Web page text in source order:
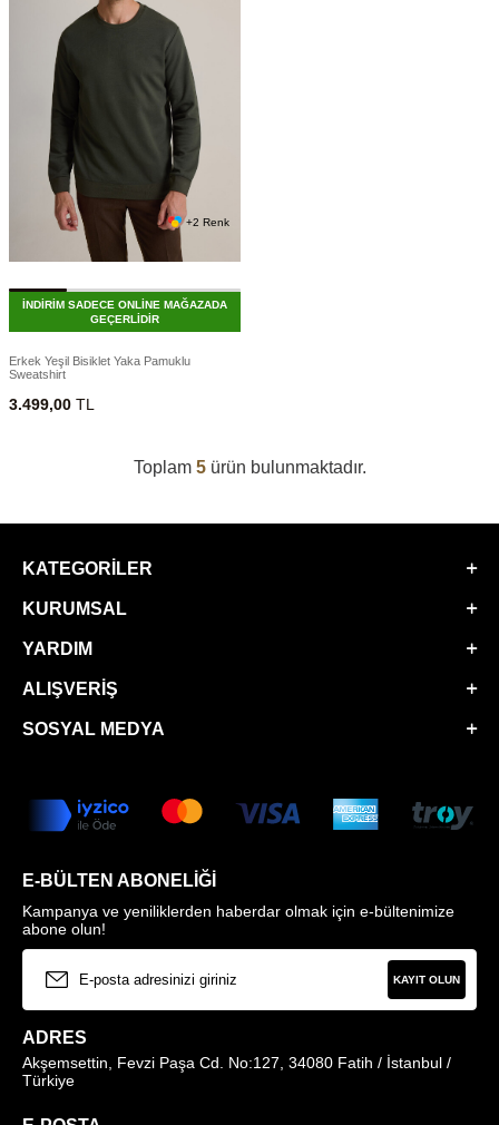
+2 Renk
İNDİRİM SADECE ONLİNE MAĞAZADA
GEÇERLİDİR
Erkek Yeşil Bisiklet Yaka Pamuklu
Sweatshirt
3.499,00 TL
Toplam 5ürün bulunmaktadır.
KATEGORILER
KURUMSAL
YARDIM
ALIŞVERIŞ
SOSYAL MEDYA
E-BÜLTEN ABONELIĞI
Kampanya ve yeniliklerden haberdar olmak için e-bültenimize
abone olun!
KAYIT OLUN
ADRES
Akşemsettin, Fevzi Paşa Cd. No:127, 34080 Fatih / İstanbul /
Türkiye